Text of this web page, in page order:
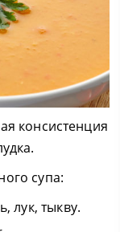
консистенция
супа:
лук, тыкву.